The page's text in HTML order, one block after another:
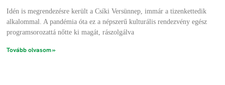
Idén is megrendezésre került a Csíki Versünnep, immár a tizenkettedik
alkalommal. A pandémia óta ez a népszerű kulturális rendezvény egész
programsorozattá nőtte ki magát, rászolgálva
Tovább olvasom »